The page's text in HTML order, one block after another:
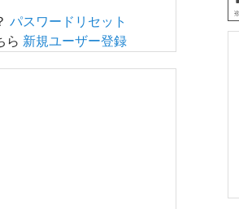
パスワードリセット
ら 新規ユーザー登録